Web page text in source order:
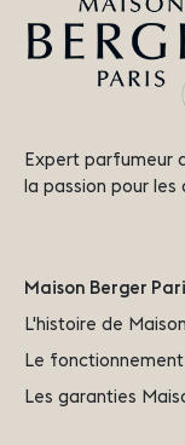
Expert parfumeur
la passion pour
Maison Berger
L'histoire de
Le
Les garanties